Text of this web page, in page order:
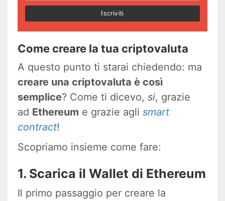
Come creare la tua criptovaluta
A questo punto ti starai chiedendo: ma
creare una criptovaluta è così
semplice? Come ti dicevo, si, grazie
ad Ethereum e grazie agli smart
contract!
Scopriamo insieme come fare:
1. Scarica il Wallet di Ethereum
Il primo passaggio per creare la